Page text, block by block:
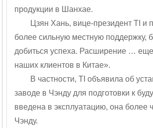
продукции в Шанхае.
Цзян Хань, вице-президент TI
более сильную местную поддержку,
добиться успеха. Расширение …
наших клиентов в Китае».
В частности, TI объявила об
заводе в Чэнду для подготовки к
введена в эксплуатацию, она
Чэнду.